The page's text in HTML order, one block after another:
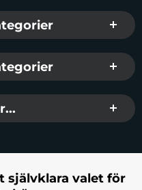
självklara valet för